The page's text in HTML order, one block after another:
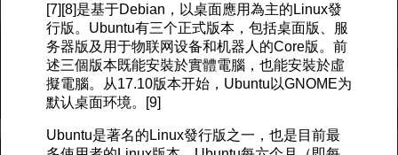
[7][8]是基于Debian，以桌面應用為主的Linux發
行版。Ubuntu有三个正式版本，包括桌面版、服
务器版及用于物联网设备和机器人的Core版。前
述三個版本既能安裝於實體電腦，也能安裝於虛
擬電腦。从17.10版本开始，Ubuntu以GNOME为
默认桌面环境。[9]
Ubuntu是著名的Linux發行版之一，也是目前最